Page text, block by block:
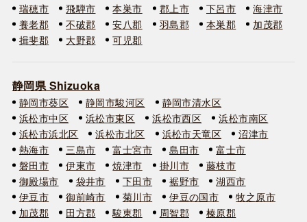
瑞穂市
飛騨市 本巣市 郡上市 下呂市
海津市
養老郡
不破郡 安八郡 羽島郡 本巣郡
加茂郡
揖斐郡
大野郡 可児郡
静岡県 Shizuoka
静岡市葵区 静岡市駿河区
静岡市清水区
浜松市中区
浜松市東区 浜松市西区
浜松市南区
浜松市浜北区
浜松市北区 浜松市天竜区
沼津市
熱海市
三島市 富士宮市 島田市
富士市
磐田市
伊東市 焼津市 掛川市
藤枝市
御殿場市
袋井市 下田市 裾野市
湖西市
伊豆市
御前崎市 菊川市 伊豆の国市
牧之原市
加茂郡
田方郡 駿東郡 周智郡 榛原郡